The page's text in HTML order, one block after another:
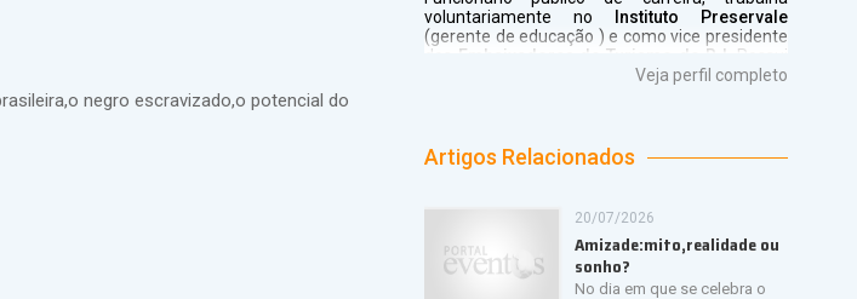
negro escravizado,o potencial do
voluntariamente no
Instituto Preservale
(gerente de educação ) e como vice presidente
dos Embaixadores de Turismo do RJ
. Possui
vasta experiência em políticas públicas de
Veja perfil completo
Artigos Relacionados
20/07/2026
Amizade:mito,realidade ou
sonho?
No dia em que se celebra o